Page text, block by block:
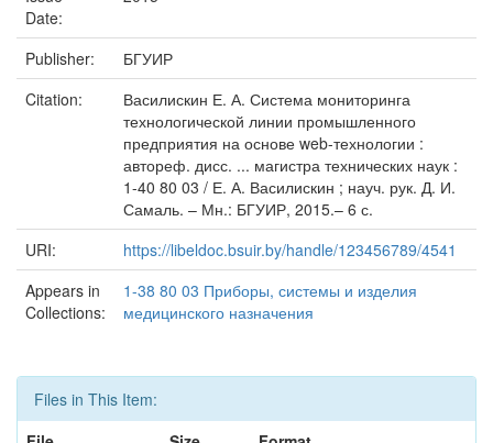
Date:
Publisher:
БГУИР
Citation:
Василискин Е. А. Система мониторинга
технологической линии промышленного
предприятия на основе web-технологии :
автореф. дисс. ... магистра технических наук :
1-40 80 03 / Е. А. Василискин ; науч. рук. Д. И.
Самаль. – Мн.: БГУИР, 2015.– 6 с.
URI:
https://libeldoc.bsuir.by/handle/123456789/4541
Appears in
Collections:
1-38 80 03 Приборы, системы и изделия
медицинского назначения
Files in This Item: